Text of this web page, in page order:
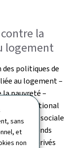
sans
et
non
la
logement
des politiques de
au logement –
pauvreté –
national
– Aide sociale
base (Fonds
privés